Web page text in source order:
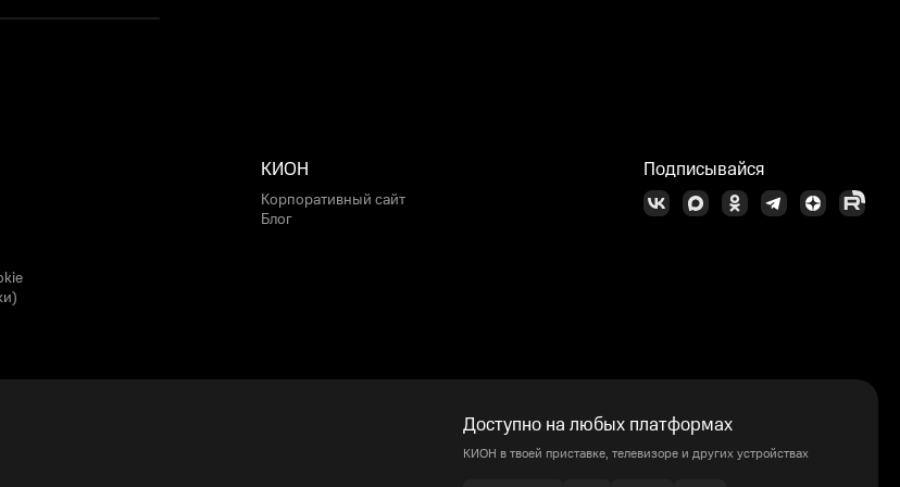
КИОН
Корпоративный сайт
Блог
Подписывайся
Доступно на любых платформах
КИОН в твоей приставке, телевизоре и других устройствах